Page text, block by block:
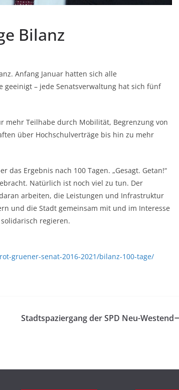
Bilanz
Anfang Januar hatten sich alle
geeinigt – jede Senatsverwaltung hat sich fünf
mehr Teilhabe durch Mobilität, Begrenzung von
über Hochschulverträge bis hin zu mehr
Ergebnis nach 100 Tagen. „Gesagt. Getan!“
Natürlich ist noch viel zu tun. Der
arbeiten, die Leistungen und Infrastruktur
und die Stadt gemeinsam mit und im Interesse
regieren.
gruener-senat-2016-2021/bilanz-100-tage/
Stadtspaziergang der SPD Neu-Westend